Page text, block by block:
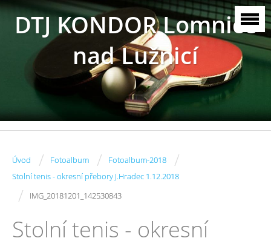
DTJ KONDOR Lomnice
nad Lužnicí
Úvod / Fotoalbum / Fotoalbum-2018 /
Stolní tenis - okresní přebory J.Hradec 1.12.2018
/ IMG_20181201_142530843
Stolní tenis - okresní